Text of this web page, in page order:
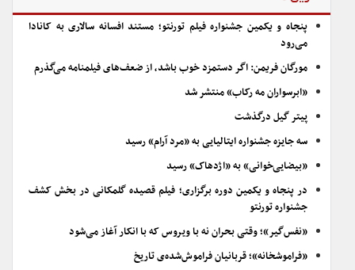
پنجاه و یکمین جشنواره فیلم تورنتو؛ مستند افسانه سالاری به کانادا
می‌رود
مورگان فریمن: اگر دستمزد خوب باشد، از ضعف‌های فیلمنامه می‌گذرم
«ابرسواران مه رکاب» منتشر شد
پیتر گیل درگذشت
سه جایزه جشنواره ایتالیایی به «مرد آرام» رسید
«بیضایی‌خوانی» به «اژدهاک» رسید
در پنجاه و یکمین دوره برگزاری؛ فیلم قصیده گلمکانی در بخش کشف
جشنواره تورنتو
«نفس‌گیر»؛ وقتی بحران نه با ویروس که با انکار آغاز می‌شود
«فراموشخانه»؛ قربانیان فراموش‌شده‌ی تاریخ